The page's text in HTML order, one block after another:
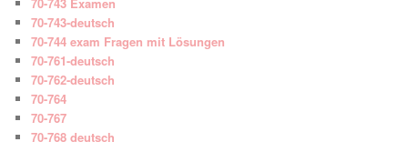
70-743-deutsch
70-744 exam Fragen mit Lösungen
70-761-deutsch
70-762-deutsch
70-764
70-767
70-768 deutsch